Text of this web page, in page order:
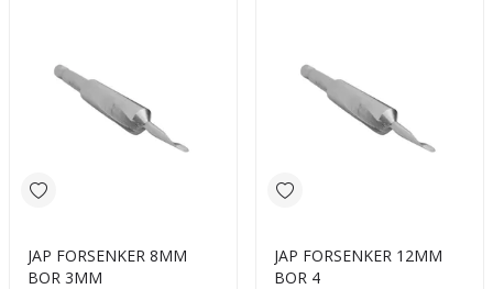
JAP FORSENKER 8MM
BOR 3MM
JAP FORSENKER 12MM
BOR 4